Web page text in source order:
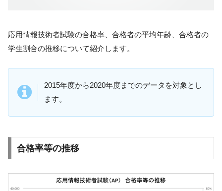
応用情報技術者試験の合格率、合格者の平均年齢、合格者の
学生割合の推移について紹介します。
2015年度から2020年度までのデータを対象とし
ます。
合格率等の推移